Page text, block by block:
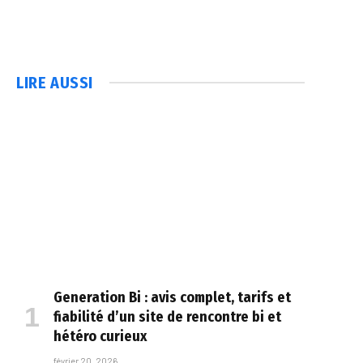
LIRE AUSSI
Generation Bi : avis complet, tarifs et
fiabilité d’un site de rencontre bi et
hétéro curieux
février 20, 2026